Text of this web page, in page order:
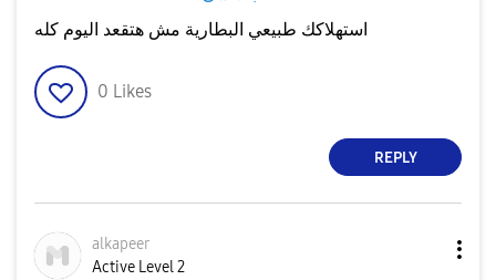
استهلاكك طبيعي البطارية مش هتقعد اليوم كله
0 Likes
REPLY
alkapeer
Active Level 2